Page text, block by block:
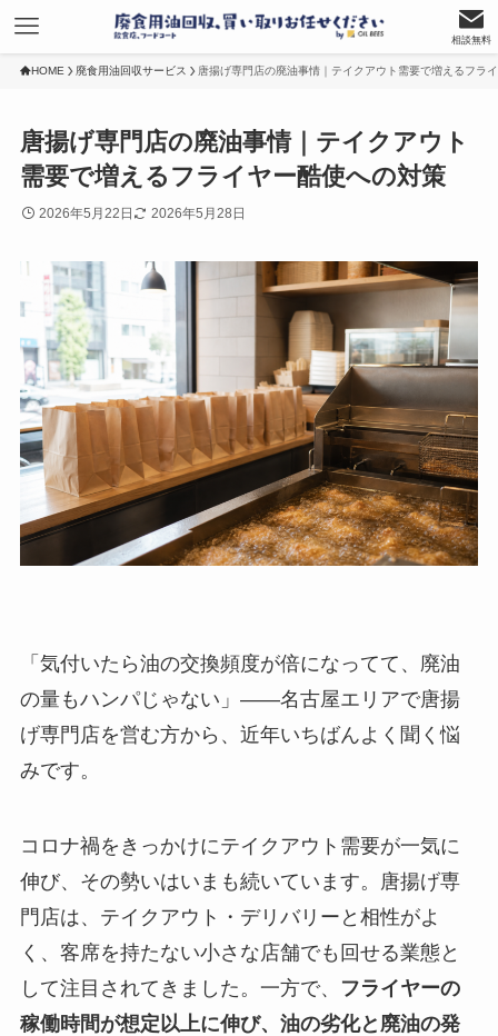
相談無料
HOME 廃食用油回収サービス 唐揚げ専門店の廃油事情｜テイクアウト需要で増えるフラ
唐揚げ専門店の廃油事情｜テイクアウト
需要で増えるフライヤー酷使への対策
2026年5月22日 2026年5月28日
「気付いたら油の交換頻度が倍になってて、廃油
の量もハンパじゃない」——名古屋エリアで唐揚
げ専門店を営む方から、近年いちばんよく聞く悩
みです。
コロナ禍をきっかけにテイクアウト需要が一気に
伸び、その勢いはいまも続いています。唐揚げ専
門店は、テイクアウト・デリバリーと相性がよ
く、客席を持たない小さな店舗でも回せる業態と
して注目されてきました。一方で、
フライヤーの
稼働時間が想定以上に伸び、油の劣化と廃油の発